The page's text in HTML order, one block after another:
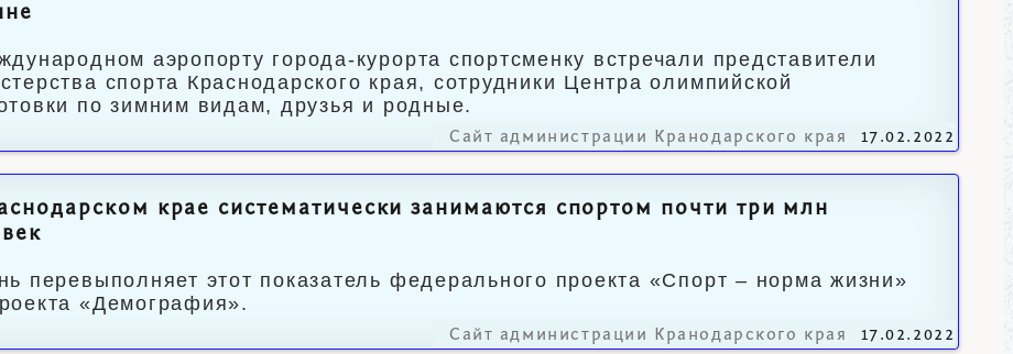
аэропорту города-курорта спортсменку встречали представители
спорта Краснодарского края, сотрудники Центра олимпийской
по зимним видам, друзья и родные.
Сайт администрации Кранодарского края 17.02.2022
крае систематически занимаются спортом почти три млн
перевыполняет этот показатель федерального проекта «Спорт – норма жизни»
«Демография».
Сайт администрации Кранодарского края 17.02.2022